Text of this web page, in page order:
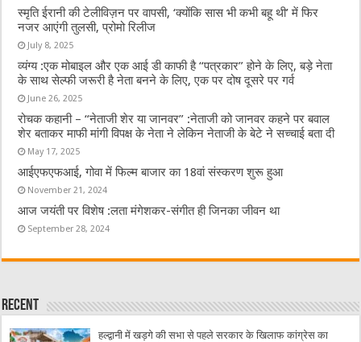
स्मृति ईरानी की टेलीविज़न पर वापसी, ‘क्योंकि सास भी कभी बहू थी’ में फिर
नजर आएंगी तुलसी, प्रोमो रिलीज
July 8, 2025
व्यंग्य :एक मोबाइल और एक आई डी काफी है “पत्रकार” होने के लिए, बड़े नेता
के साथ सेल्फी जरूरी है नेता बनने के लिए, एक पर दोष दूसरे पर गर्व
June 26, 2025
रोचक कहानी – “नेताजी शेर या जानवर” :नेताजी को जानवर कहने पर बवाल
शेर बताकर माफी मांगी विपक्ष के नेता ने लेकिन नेताजी के बेटे ने सच्चाई बता दी
May 17, 2025
आईएफएफआई, गोवा में फिल्म बाजार का 18वां संस्करण शुरू हुआ
November 21, 2024
आज जयंती पर विशेष :लता मंगेशकर-संगीत ही जिनका जीवन था
September 28, 2024
Recent
हल्द्वानी में खड़गे की सभा से पहले सरकार के खिलाफ कांग्रेस का